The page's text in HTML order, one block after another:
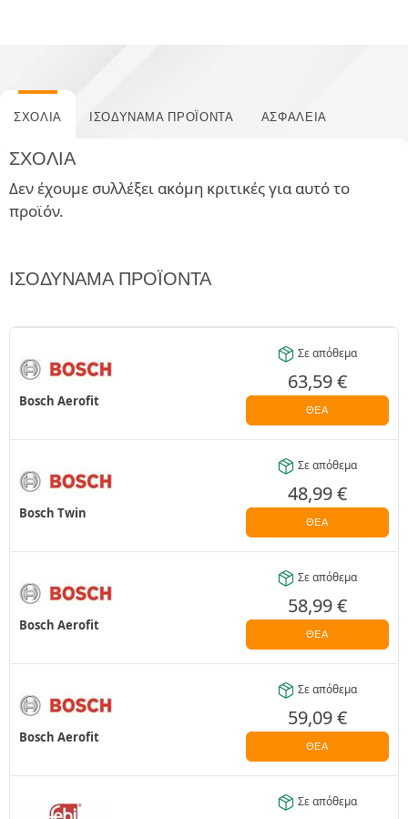
ΣΧΌΛΙΑ ΙΣΟΔΎΝΑΜΑ ΠΡΟΪΌΝΤΑ ΑΣΦΆΛΕΙΑ
ΣΧΌΛΙΑ
Δεν έχουμε συλλέξει ακόμη κριτικές για αυτό το
προϊόν.
ΙΣΟΔΎΝΑΜΑ ΠΡΟΪΌΝΤΑ
Bosch Aerofit
Σε απόθεμα
63,59€
ΘΈΑ
Bosch Twin
Σε απόθεμα
48,99€
ΘΈΑ
Bosch Aerofit
Σε απόθεμα
58,99€
ΘΈΑ
Bosch Aerofit
Σε απόθεμα
59,09€
ΘΈΑ
Σε απόθεμα